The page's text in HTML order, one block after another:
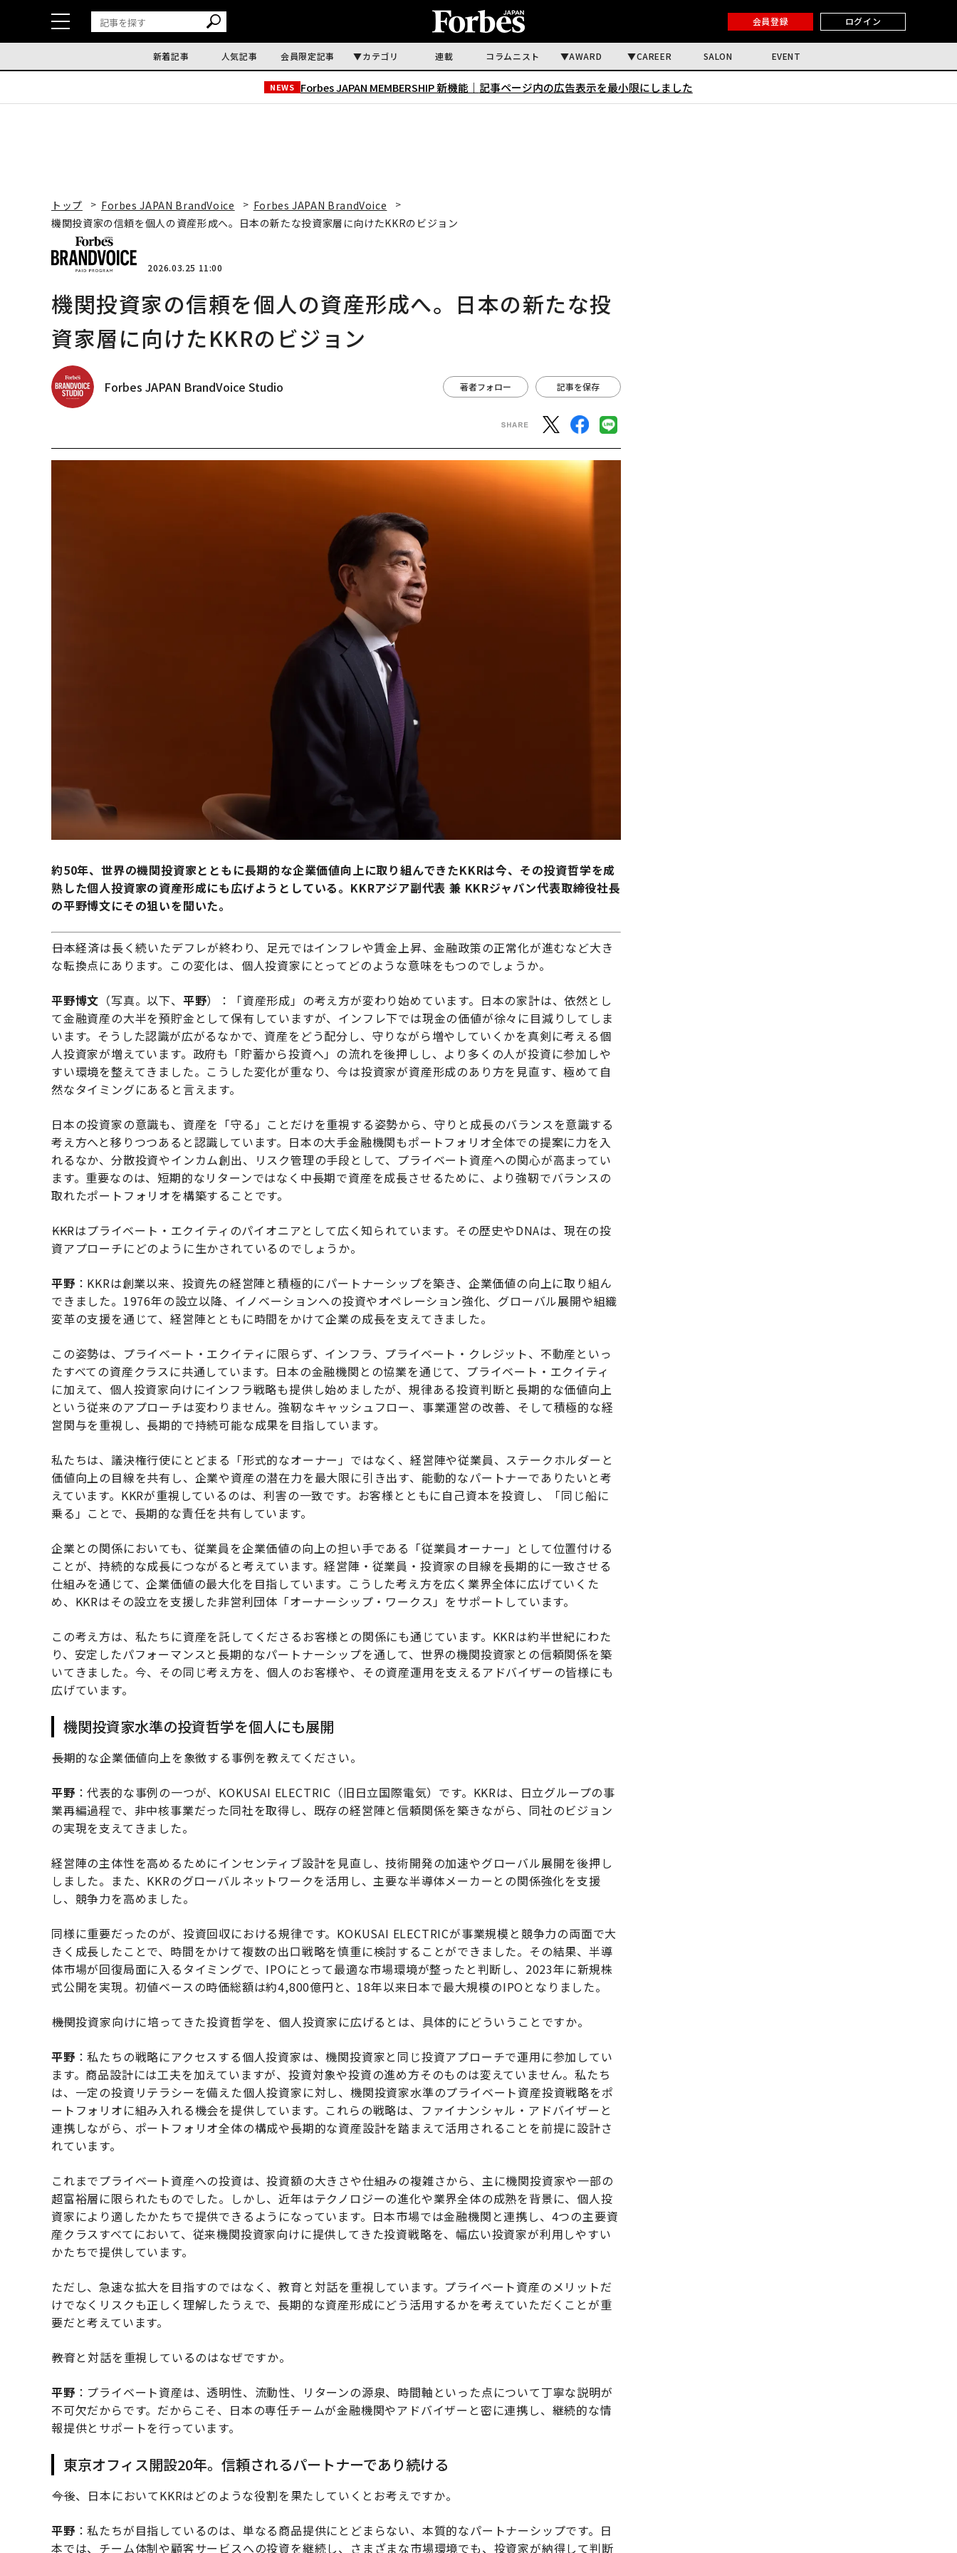
会員登録 ログイン
新着記事 人気記事 会員限定記事 カテゴリ 連載 コラムニスト AWARD CAREER SALON EVENT
NEWS Forbes JAPAN MEMBERSHIP 新機能｜ 記事ページ内の広告表示を最小限にしました
トップ Forbes JAPAN BrandVoice
Forbes JAPAN BrandVoice
機関投資家の信頼を個人の資産形成へ。日本の新たな投資家層に向けたKKRのビジョン
2026.03.25 11:00
機関投資家の信頼を個人の資産形成へ。日本の新たな投
資家層に向けたKKRのビジョン
Forbes JAPAN BrandVoice Studio 著者フォロー 記事を保存
約50年、世界の機関投資家とともに長期的な企業価値向上に取り組んできたKKRは今、その投資哲学を成
熟した個人投資家の資産形成にも広げようとしている。KKRアジア副代表 兼 KKRジャパン代表取締役社長
の平野博文にその狙いを聞いた。
――日本経済は長く続いたデフレが終わり、足元ではインフレや賃金上昇、金融政策の正常化が進むなど大き
な転換点にあります。この変化は、個人投資家にとってどのような意味をもつのでしょうか。
平野博文 （写真。以下、 平野）：「資産形成」の考え方が変わり始めています。日本の家計は、依然とし
て金融資産の大半を預貯金として保有していますが、インフレ下では現金の価値が徐々に目減りしてしま
います。そうした認識が広がるなかで、資産をどう配分し、守りながら増やしていくかを真剣に考える個
人投資家が増えています。政府も「貯蓄から投資へ」の流れを後押しし、より多くの人が投資に参加しや
すい環境を整えてきました。こうした変化が重なり、今は投資家が資産形成のあり方を見直す、極めて自
然なタイミングにあると言えます。
日本の投資家の意識も、資産を「守る」ことだけを重視する姿勢から、守りと成長のバランスを意識する
考え方へと移りつつあると認識しています。日本の大手金融機関もポートフォリオ全体での提案に力を入
れるなか、分散投資やインカム創出、リスク管理の手段として、プライベート資産への関心が高まってい
ます。重要なのは、短期的なリターンではなく中長期で資産を成長させるために、より強靭でバランスの
取れたポートフォリオを構築することです。
――KKRはプライベート・エクイティのパイオニアとして広く知られています。その歴史やDNAは、現在の投
資アプローチにどのように生かされているのでしょうか。
平野 ：KKRは創業以来、投資先の経営陣と積極的にパートナーシップを築き、企業価値の向上に取り組ん
できました。1976年の設立以降、イノベーションへの投資やオペレーション強化、グローバル展開や組織
変革の支援を通じて、経営陣とともに時間をかけて企業の成長を支えてきました。
この姿勢は、プライベート・エクイティに限らず、インフラ、プライベート・クレジット、不動産といっ
たすべての資産クラスに共通しています。日本の金融機関との協業を通じて、プライベート・エクイティ
に加えて、個人投資家向けにインフラ戦略も提供し始めましたが、規律ある投資判断と長期的な価値向上
という従来のアプローチは変わりません。強靭なキャッシュフロー、事業運営の改善、そして積極的な経
営関与を重視し、長期的で持続可能な成果を目指しています。
私たちは、議決権行使にとどまる「形式的なオーナー」ではなく、経営陣や従業員、ステークホルダーと
価値向上の目線を共有し、企業や資産の潜在力を最大限に引き出す、能動的なパートナーでありたいと考
えています。KKRが重視しているのは、利害の一致です。お客様とともに自己資本を投資し、「同じ船に
乗る」ことで、長期的な責任を共有しています。
企業との関係においても、従業員を企業価値の向上の担い手である「従業員オーナー」として位置付ける
ことが、持続的な成長につながると考えています。経営陣・従業員・投資家の目線を長期的に一致させる
仕組みを通じて、企業価値の最大化を目指しています。こうした考え方を広く業界全体に広げていくた
め、KKRはその設立を支援した非営利団体「オーナーシップ・ワークス」をサポートしています。
この考え方は、私たちに資産を託してくださるお客様との関係にも通じています。KKRは約半世紀にわた
り、安定したパフォーマンスと長期的なパートナーシップを通して、世界の機関投資家との信頼関係を築
いてきました。今、その同じ考え方を、個人のお客様や、その資産運用を支えるアドバイザーの皆様にも
広げています。
機関投資家水準の投資哲学を個人にも展開
――長期的な企業価値向上を象徴する事例を教えてください。
平野 ：代表的な事例の一つが、KOKUSAI ELECTRIC（旧日立国際電気）です。KKRは、日立グループの事
業再編過程で、非中核事業だった同社を取得し、既存の経営陣と信頼関係を築きながら、同社のビジョン
の実現を支えてきました。
経営陣の主体性を高めるためにインセンティブ設計を見直し、技術開発の加速やグローバル展開を後押し
しました。また、KKRのグローバルネットワークを活用し、主要な半導体メーカーとの関係強化を支援
し、競争力を高めました。
同様に重要だったのが、投資回収における規律です。KOKUSAI ELECTRICが事業規模と競争力の両面で大
きく成長したことで、時間をかけて複数の出口戦略を慎重に検討することができました。その結果、半導
体市場が回復局面に入るタイミングで、IPOにとって最適な市場環境が整ったと判断し、2023年に新規株
式公開を実現。初値ベースの時価総額は約4,800億円と、18年以来日本で最大規模のIPOとなりました。
――機関投資家向けに培ってきた投資哲学を、個人投資家に広げるとは、具体的にどういうことですか。
平野 ：私たちの戦略にアクセスする個人投資家は、機関投資家と同じ投資アプローチで運用に参加してい
ます。商品設計には工夫を加えていますが、投資対象や投資の進め方そのものは変えていません。私たち
は、一定の投資リテラシーを備えた個人投資家に対し、機関投資家水準のプライベート資産投資戦略をポ
ートフォリオに組み入れる機会を提供しています。これらの戦略は、ファイナンシャル・アドバイザーと
連携しながら、ポートフォリオ全体の構成や長期的な資産設計を踏まえて活用されることを前提に設計さ
れています。
これまでプライベート資産への投資は、投資額の大きさや仕組みの複雑さから、主に機関投資家や一部の
超富裕層に限られたものでした。しかし、近年はテクノロジーの進化や業界全体の成熟を背景に、個人投
資家により適したかたちで提供できるようになっています。日本市場では金融機関と連携し、4つの主要資
産クラスすべてにおいて、従来機関投資家向けに提供してきた投資戦略を、幅広い投資家が利用しやすい
かたちで提供しています。
ただし、急速な拡大を目指すのではなく、教育と対話を重視しています。プライベート資産のメリットだ
けでなくリスクも正しく理解したうえで、長期的な資産形成にどう活用するかを考えていただくことが重
要だと考えています。
――教育と対話を重視しているのはなぜですか。
平野 ：プライベート資産は、透明性、流動性、リターンの源泉、時間軸といった点について丁寧な説明が
不可欠だからです。だからこそ、日本の専任チームが金融機関やアドバイザーと密に連携し、継続的な情
報提供とサポートを行っています。
東京オフィス開設20年。信頼されるパートナーであり続ける
――今後、日本においてKKRはどのような役割を果たしていくとお考えですか。
平野 ：私たちが目指しているのは、単なる商品提供にとどまらない、本質的なパートナーシップです。日
本では、チーム体制や顧客サービスへの投資を継続し、さまざまな市場環境でも、投資家が納得して判断